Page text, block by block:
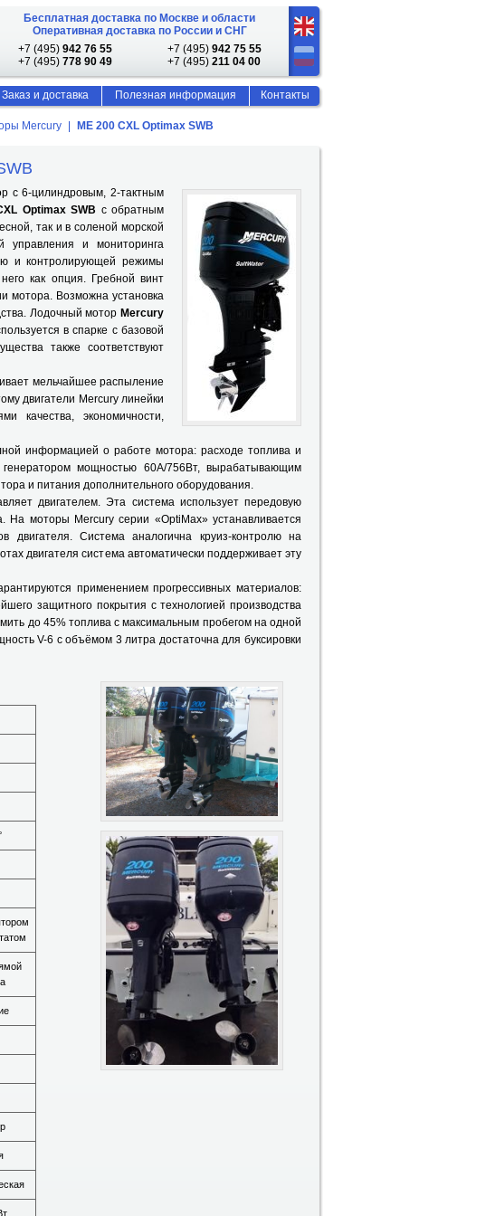
Mercury ME 200 CXL Optimax SWB
с 6-цилиндровым, 2-тактным
Optimax SWB с обратным
так и в соленой морской
управления и мониторинга
и контролирующей режимы
как опция. Гребной винт
мотора. Возможна установка
Лодочный мотор Mercury
в спарке с базовой
также соответствуют
мельчайшее распыление
двигатели Mercury линейки
качества, экономичности,
информацией о работе мотора: расходе топлива и
мощностью 60А/756Вт, вырабатывающим
и питания дополнительного оборудования.
двигателем. Эта система использует передовую
моторы Mercury серии «OptiMax» устанавливается
двигателя. Система аналогична круиз-контролю на
двигателя система автоматически поддерживает эту
применением прогрессивных материалов:
защитного покрытия с технологией производства
до 45% топлива с максимальным пробегом на одной
V-6 с объёмом 3 литра достаточна для буксировки
Бесплатная доставка по Москве и области
Оперативная доставка по России и СНГ
+7 (495) 942 76 55 +7 (495) 942 75 55
+7 (495) 778 90 49 +7 (495) 211 04 00
Заказ и доставка Полезная информация Контакты